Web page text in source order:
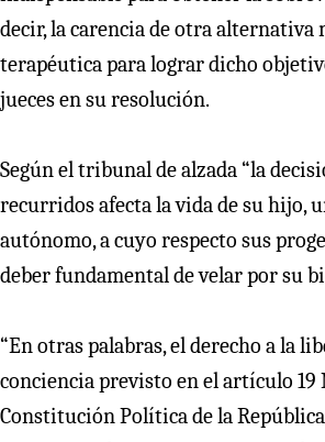
decir, la carencia de otra alternativa
terapéutica para lograr dicho
jueces en su resolución.
Según el tribunal de alzada “la
recurridos afecta la vida de su hijo,
autónomo, a cuyo respecto sus
deber fundamental de velar por su
“En otras palabras, el derecho a la
conciencia previsto en el artículo 19
Constitución Política de la